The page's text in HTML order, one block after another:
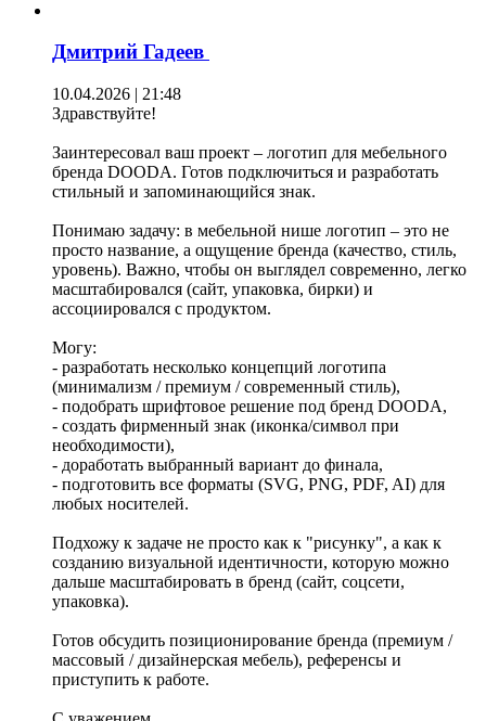
Дмитрий Гадеев
10.04.2026 | 21:48
Здравствуйте!
Заинтересовал ваш проект – логотип для мебельного
бренда DOODA. Готов подключиться и разработать
стильный и запоминающийся знак.
Понимаю задачу: в мебельной нише логотип – это не
просто название, а ощущение бренда (качество, стиль,
уровень). Важно, чтобы он выглядел современно, легко
масштабировался (сайт, упаковка, бирки) и
ассоциировался с продуктом.
Могу:
- разработать несколько концепций логотипа
(минимализм / премиум / современный стиль),
- подобрать шрифтовое решение под бренд DOODA,
- создать фирменный знак (иконка/символ при
необходимости),
- доработать выбранный вариант до финала,
- подготовить все форматы (SVG, PNG, PDF, AI) для
любых носителей.
Подхожу к задаче не просто как к "рисунку", а как к
созданию визуальной идентичности, которую можно
дальше масштабировать в бренд (сайт, соцсети,
упаковка).
Готов обсудить позиционирование бренда (премиум /
массовый / дизайнерская мебель), референсы и
приступить к работе.